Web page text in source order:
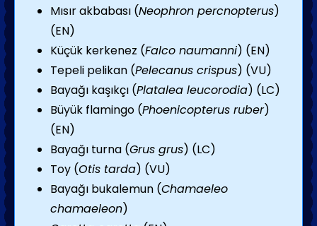
Mısır akbabası (Neophron percnopterus)
(EN)
Küçük kerkenez (Falco naumanni) (EN)
Tepeli pelikan (Pelecanus crispus) (VU)
Bayağı kaşıkçı (Platalea leucorodia) (LC)
Büyük flamingo (Phoenicopterus ruber)
(EN)
Bayağı turna (Grus grus) (LC)
Toy (Otis tarda) (VU)
Bayağı bukalemun (Chamaeleo
chamaeleon)